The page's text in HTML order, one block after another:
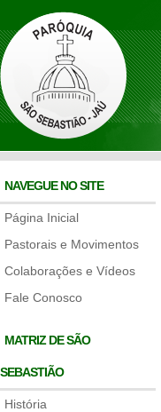
NAVEGUE NO SITE
Página Inicial
Pastorais e Movimentos
Colaborações e Vídeos
Fale Conosco
MATRIZ DE SÃO
SEBASTIÃO
História